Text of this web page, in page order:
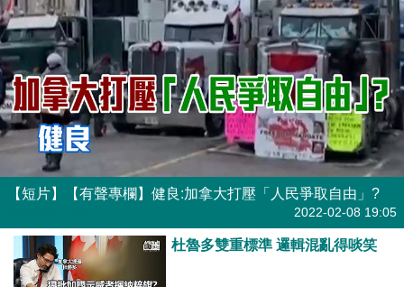
【短片】【有聲專欄】健良:加拿大打壓「人民爭取自由」?
2022-02-08 19:05
杜魯多雙重標準 邏輯混亂得啖笑